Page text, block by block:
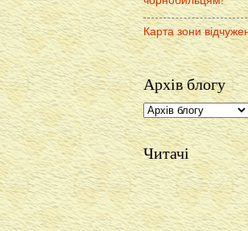
Карта зони
Архів блогу
Читачі